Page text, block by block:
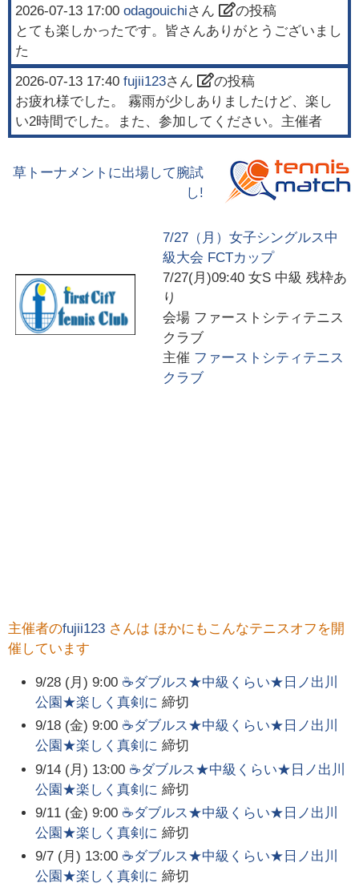
2026-07-13 17:00 odagouichiさん
の投稿
とても楽しかったです。皆さんありがとうございまし
た
2026-07-13 17:40 fujii123さん
の投稿
お疲れ様でした。 霧雨が少しありましたけど、楽し
い2時間でした。また、参加してください。主催者
草トーナメントに出場して腕試
し!
7/27（月）女子シングルス中
級大会 FCTカップ
7/27(月)09:40 女S 中級 残枠あ
り
会場 ファーストシティテニス
クラブ
主催 ファーストシティテニス
クラブ
主催者のfujii123 さんは ほかにもこんなテニスオフを開
催しています
9/28 (月) 9:00 ☕ダブルス★中級くらい★日ノ出川
公園★楽しく真剣に 締切
9/18 (金) 9:00 ☕ダブルス★中級くらい★日ノ出川
公園★楽しく真剣に 締切
9/14 (月) 13:00 ☕ダブルス★中級くらい★日ノ出川
公園★楽しく真剣に 締切
9/11 (金) 9:00 ☕ダブルス★中級くらい★日ノ出川
公園★楽しく真剣に 締切
9/7 (月) 13:00 ☕ダブルス★中級くらい★日ノ出川
公園★楽しく真剣に 締切